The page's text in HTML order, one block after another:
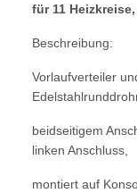
für 11
Beschreibung:
Vorlaufverteiler
Edelstahlrund
beidseitigem
linken Anschluss,
montiert auf